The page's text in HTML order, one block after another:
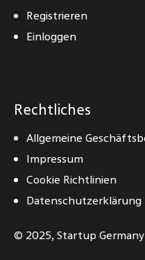
Registrieren
Einloggen
Rechtliches
Allgemeine
Impressum
Cookie Richtlinien
Datenschutzerklärung
© 2025,Startup Germany